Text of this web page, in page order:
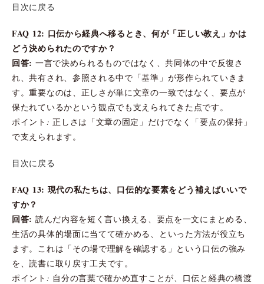
目次に戻る
FAQ 12: 口伝から経典へ移るとき、何が「正しい教え」かは
どう決められたのですか？
回答: 一言で決められるものではなく、共同体の中で反復さ
れ、共有され、参照される中で「基準」が形作られていきま
す。重要なのは、正しさが単に文章の一致ではなく、要点が
保たれているかという観点でも支えられてきた点です。
ポイント: 正しさは「文章の固定」だけでなく「要点の保持」
で支えられます。
目次に戻る
FAQ 13: 現代の私たちは、口伝的な要素をどう補えばいいで
すか？
回答: 読んだ内容を短く言い換える、要点を一文にまとめる、
生活の具体的場面に当てて確かめる、といった方法が役立ち
ます。これは「その場で理解を確認する」という口伝の強み
を、読書に取り戻す工夫です。
ポイント: 自分の言葉で確かめ直すことが、口伝と経典の橋渡